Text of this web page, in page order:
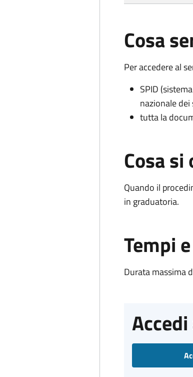
Cosa
Per accedere al
SPID
nazionale dei
tutta la
Cosa
Quando il
in graduatoria.
Tempi
Durata massima